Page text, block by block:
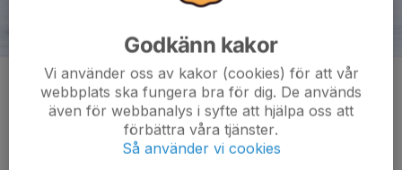
Kommentarer
Godkänn kakor
Vi använder oss av kakor (cookies) för att vår
webbplats ska fungera bra för dig. De används
även för webbanalys i syfte att hjälpa oss att
förbättra våra tjänster.
Så använder vi cookies